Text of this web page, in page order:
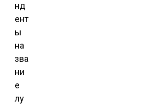
нд
ент
ы
на
зва
ни
е
лу